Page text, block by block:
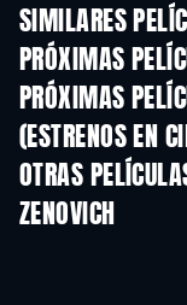
SIMILARES
PRÓXIMAS
PRÓXIMAS
(ESTRENOS EN
OTRAS
ZENOVICH